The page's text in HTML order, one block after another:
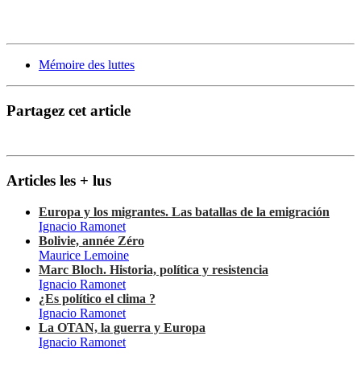
Mémoire des luttes
Partagez cet article
Articles les + lus
Europa y los migrantes. Las batallas de la emigración
Ignacio Ramonet
Bolivie, année Zéro
Maurice Lemoine
Marc Bloch. Historia, política y resistencia
Ignacio Ramonet
¿Es político el clima ?
Ignacio Ramonet
La OTAN, la guerra y Europa
Ignacio Ramonet